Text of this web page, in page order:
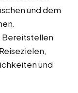
und dem
Bereitstellen
und